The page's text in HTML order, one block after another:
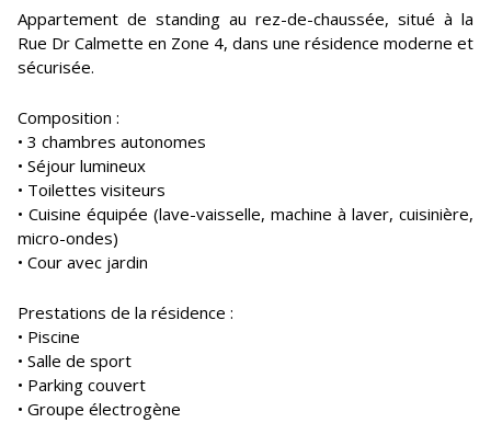
Appartement de standing au rez-de-chaussée, situé à la
Rue Dr Calmette en Zone 4, dans une résidence moderne et
sécurisée.
Composition :
• 3 chambres autonomes
• Séjour lumineux
• Toilettes visiteurs
• Cuisine équipée (lave-vaisselle, machine à laver, cuisinière,
micro-ondes)
• Cour avec jardin
Prestations de la résidence :
• Piscine
• Salle de sport
• Parking couvert
• Groupe électrogène